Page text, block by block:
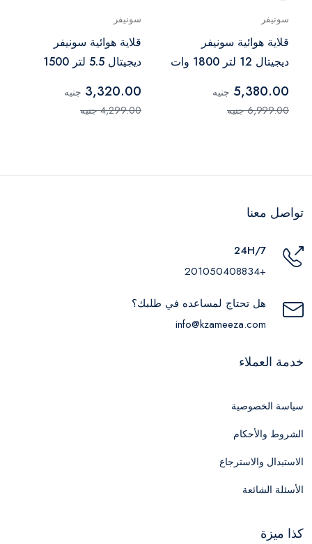
سونيفر
قلاية هوائية سونيفر
ديجيتال 12 لتر 1800 وات
5,380.00 جنيه
6,999.00 جنيه
سونيفر
قلاية هوائية سونيفر
ديجيتال 5.5 لتر 1500
3,320.00 جنيه
4,299.00 جنيه
تواصل معنا
24H/7
+201050408834
هل تحتاج لمساعده في طلبك؟
info@kzameeza.com
خدمة العملاء
سياسة الخصوصية
الشروط والأحكام
الاستبدال والاسترجاع
الأسئلة الشائعة
كذا ميزة